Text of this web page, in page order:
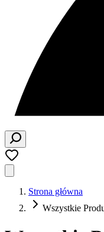
Strona główna
Wszystkie